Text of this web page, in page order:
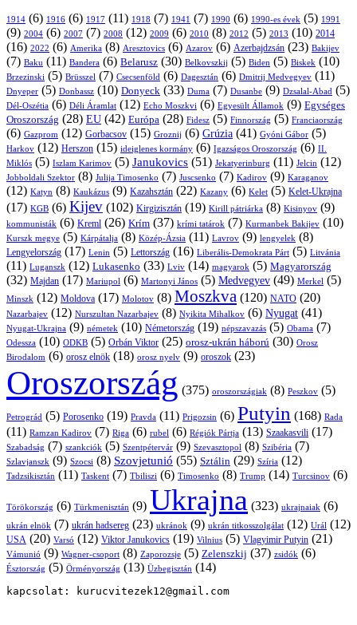
1914 (6) 1916 (6) 1917 (11) 1918 (7) 1941 (7) 1990 (6) 1990-es évek (5) 1991
(9) 2004 (6) 2007 (7) 2008 (12) 2009 (6) 2010 (8) 2012 (5) 2013 (10) 2014
(16) 2022 (6) Amerika (8) Aresztovics (6) Azarov (6) Azerbajdzsán (23) Bakijev
(7) Baku (11) Bandera (6) Belarusz (30) Belkovszkij (5) Biden (5) Biskek (10)
Brzezinski (5) Brüsszel (7) Csecsenföld (6) Dagesztán (6) Dmitrij Medvegyev (11)
Dnyeper (5) Donbassz (10) Donyeck (33) Duma (7) Dusanbe (9) Dzsalal-Abad (5)
Dél-Oszétia (6) Déli Áramlat (12) Echo Moszkvi (6) Egyesült Államok (9) Egységes
Oroszország (28) EU (42) Európa (28) Fidesz (5) Finnország (5) Franciaország
(6) Gazprom (12) Gorbacsov (15) Groznij (6) Grúzia (41) Gyóni Gábor (5)
Harkov (12) Herszon (15) ideiglenes kormány (6) Igazságos Oroszország (6) II.
Miklós (5) Iszlam Karimov (5) Janukovics (51) Jekatyerinburg (11) Jelcin (12)
Jobboldali Szektor (8) Julija Timosenko (7) Juscsenko (7) Kadirov (9) Karaganov
(12) Katyn (8) Kaukázus (9) Kazahsztán (22) Kazany (6) Kelet (5) Kelet-Ukrajna
(17) KGB (6) Kijev (102) Kirgizisztán (19) Kirill pátriárka (8) Kisinyov (9)
kommunisták (6) Kreml (26) Krím (37) krími tatárok (7) Kurmanbek Bakijev (10)
Kurszk megye (5) Kárpátalja (8) Közép-Ázsia (11) Lavrov (9) lengyelek (8)
Lengyelország (17) Lenin (5) Lettország (16) Liberális-Demokrata Párt (5) Litvánia
(11) Luganszk (12) Lukasenko (33) Lviv (14) magyarok (5) Magyarország
(32) Majdan (17) Mariupol (6) Martonyi János (5) Medvegyev (49) Merkel (5)
Minszk (12) Moldova (17) Molotov (8) Moszkva (120) NATO (20)
Nazarbajev (12) Nurszultan Nazarbajev (8) Nyikita Mihalkov (6) Nyugat (41)
Nyugat-Ukrajna (9) németek (10) Németország (19) népszavazás (5) Obama (7)
Odessza (10) ODKB (5) Orbán Viktor (25) orosz-ukrán háború (30) Orosz
Birodalom (6) orosz elnök (18) orosz nyelv (9) oroszok (23)
Oroszország (375) oroszországiak (8) Peszkov (5)
Petrográd (5) Porosenko (19) Pravda (11) Prigozsin (6) Putyin (168) Rada
(11) Ramzan Kadirov (7) Riga (6) rubel (6) Régiók Pártja (13) Szaakasvili (17)
Szabadság (7) szankciók (5) Szentpétervár (9) Szevasztopol (8) Szibéria (7)
Szlavjanszk (9) Szocsi (8) Szovjetunió (55) Sztálin (29) Szíria (12)
Tadzsikisztán (11) Taskent (7) Tbiliszi (6) Timosenko (8) Trump (14) Turcsinov (6)
Törökország (6) Türkmenisztán (9) Ukrajna (323) ukrajnaiak (6)
ukrán elnök (7) ukrán hadsereg (23) ukránok (9) ukrán titkosszolgálat (12) Urál (12)
USA (20) Varsó (12) Viktor Janukovics (19) Vilnius (5) Vlagyimir Putyin (21)
Vámunió (9) Wagner-csoport (8) Zaporozsje (5) Zelenszkij (37) zsidók (6)
Észtország (5) Örményország (13) Üzbegisztán (14)
kapcsolat: kurucvitezek12@gmail.com